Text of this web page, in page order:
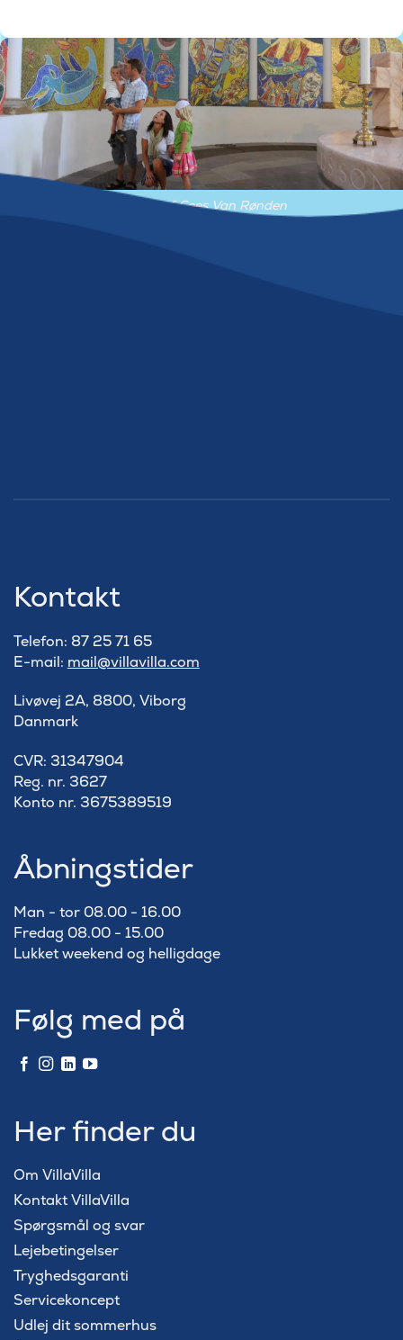
©Foto af Cees Van Rønden
Kontakt
Telefon: 87 25 71 65
E-mail: mail@villavilla.com
Livøvej 2A, 8800, Viborg
Danmark
​CVR: 31347904
Reg. nr. 3627
Konto nr. 3675389519
Åbningstider
Man - tor 08.00 - 16.00
Fredag 08.00 - 15.00
Lukket weekend og helligdage
Følg med på
Her finder du
Om VillaVilla
Kontakt VillaVilla
Spørgsmål og svar
Lejebetingelser
Tryghedsgaranti
Servicekoncept
Udlej dit sommerhus